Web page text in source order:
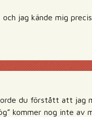
och jag kände mig
du förstått att jag
kommer nog inte